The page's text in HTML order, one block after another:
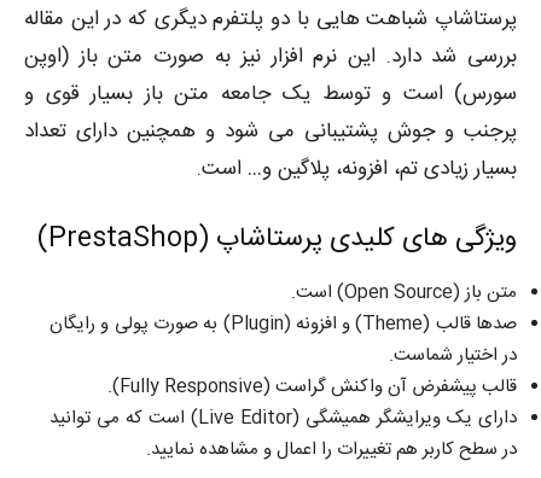
پرستاشاپ شباهت هایی با دو پلتفرم دیگری که در این مقاله
بررسی شد دارد. این نرم افزار نیز به صورت متن باز (اوپن
سورس) است و توسط یک جامعه متن باز بسیار قوی و
پرجنب و جوش پشتیبانی می شود و همچنین دارای تعداد
بسیار زیادی تم، افزونه، پلاگین و… است.
ویژگی های کلیدی پرستاشاپ (PrestaShop
)
متن باز (Open Source) است.
صدها قالب (Theme) و افزونه (Plugin) به صورت پولی و رایگان
در اختیار شماست.
قالب پیشفرض آن واکنش گراست (Fully Responsive).
دارای یک ویرایشگر همیشگی (Live Editor) است که می توانید
در سطح کاربر هم تغییرات را اعمال و مشاهده نمایید.